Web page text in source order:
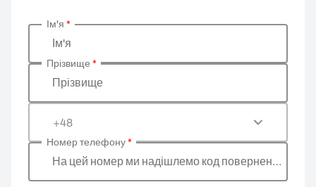
Введіть ваші особисті дані
Ім'я
Ім'я *
Прізвище
Прізвище *
+48
На цей номер ми надішлемо код повернення
Номер телефону*